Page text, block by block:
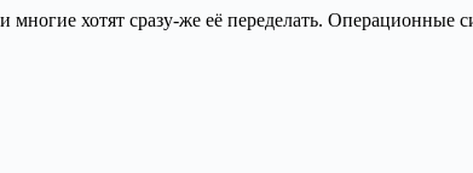
многие хотят сразу-же её переделать.